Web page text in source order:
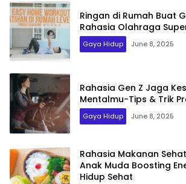
Ringan di Rumah Buat
Rahasia Olahraga
Gaya Hidup June 8, 2025
Rahasia Gen Z Jaga
Mentalmu-Tips & Trik
Gaya Hidup June 8, 2025
Rahasia Makanan
Anak Muda Boosting Energi & Gaya
Hidup Sehat